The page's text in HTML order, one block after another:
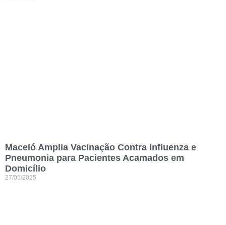
Maceió Amplia Vacinação Contra Influenza e
Pneumonia para Pacientes Acamados em
Domicílio
27/05/2025